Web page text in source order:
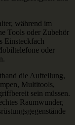
während im
Tools oder Zubehör
Einsteckfach
oder
die Aufteilung,
Multitools,
sein müssen.
Raumwunder,